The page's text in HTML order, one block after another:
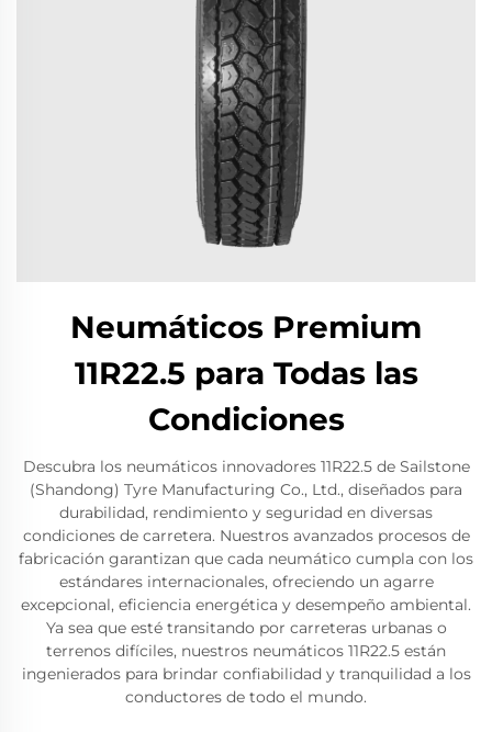
Neumáticos Premium
11R22.5 para Todas las
Condiciones
Descubra los neumáticos innovadores 11R22.5 de Sailstone
(Shandong) Tyre Manufacturing Co., Ltd., diseñados para
durabilidad, rendimiento y seguridad en diversas
condiciones de carretera. Nuestros avanzados procesos de
fabricación garantizan que cada neumático cumpla con los
estándares internacionales, ofreciendo un agarre
excepcional, eficiencia energética y desempeño ambiental.
Ya sea que esté transitando por carreteras urbanas o
terrenos difíciles, nuestros neumáticos 11R22.5 están
ingenierados para brindar confiabilidad y tranquilidad a los
conductores de todo el mundo.